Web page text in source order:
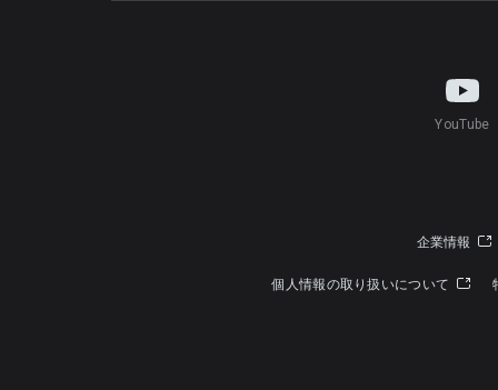
YouTube
企業情報
個人情報の取り扱いについて